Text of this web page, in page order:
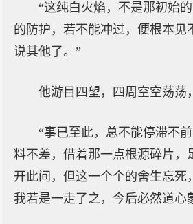
“这纯白火焰，不是那初始
的防护，若不能冲过，便根本见
说其他了。”
他游目四望，四周空空荡荡
“事已至此，总不能停滞不
料不差，借着那一点根源碎片，
开此间，但这一个个的舍生忘死
我若是一走了之，今后必然道心